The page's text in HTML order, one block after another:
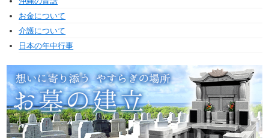
お金について
介護について
日本の年中行事